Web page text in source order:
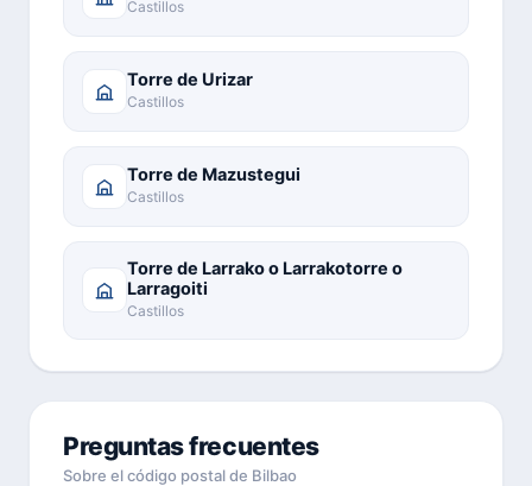
Castillos
Torre de Urizar
Castillos
Torre de Mazustegui
Castillos
Torre de Larrako o Larrakotorre o
Larragoiti
Castillos
Preguntas frecuentes
Sobre el código postal de Bilbao